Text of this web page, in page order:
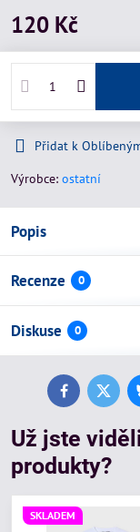
120 Kč
Přidat k
Výrobce: ostatní
Popis
Recenze 0
Diskuse 0
FacebookTwitter
Už jste
produkty?
SKLADEM